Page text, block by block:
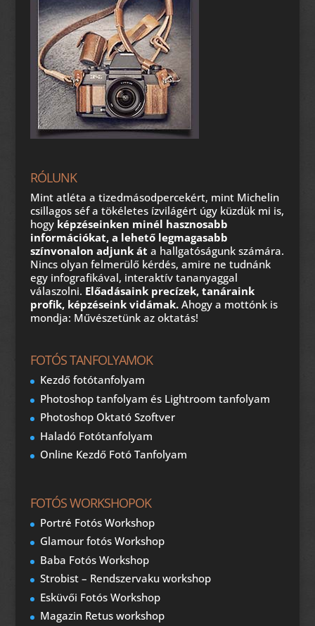
RÓLUNK
Mint atléta a tizedmásodpercekért, mint Michelin
csillagos séf a tökéletes ízvilágért úgy küzdük mi is,
hogy képzéseinken minél hasznosabb
információkat, a lehető legmagasabb
színvonalon adjunk át a hallgatóságunk számára.
Nincs olyan felmerülő kérdés, amire ne tudnánk
egy infografikával, interaktív tananyaggal
válaszolni. Előadásaink precízek, tanáraink
profik, képzéseink vidámak.Ahogy a mottónk is
mondja: Művészetünk az oktatás!
FOTÓS TANFOLYAMOK
Kezdő fotótanfolyam
Photoshop tanfolyam és Lightroom tanfolyam
Photoshop Oktató Szoftver
Haladó Fotótanfolyam
Online Kezdő Fotó Tanfolyam
FOTÓS WORKSHOPOK
Portré Fotós Workshop
Glamour fotós Workshop
Baba Fotós Workshop
Strobist – Rendszervaku workshop
Esküvői Fotós Workshop
Magazin Retus workshop